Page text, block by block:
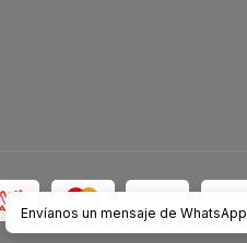
Envíanos un mensaje de WhatsApp